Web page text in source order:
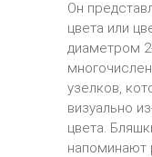
Он
цвета или
диаметром
узелков,
визуально
цвета.
напоминают